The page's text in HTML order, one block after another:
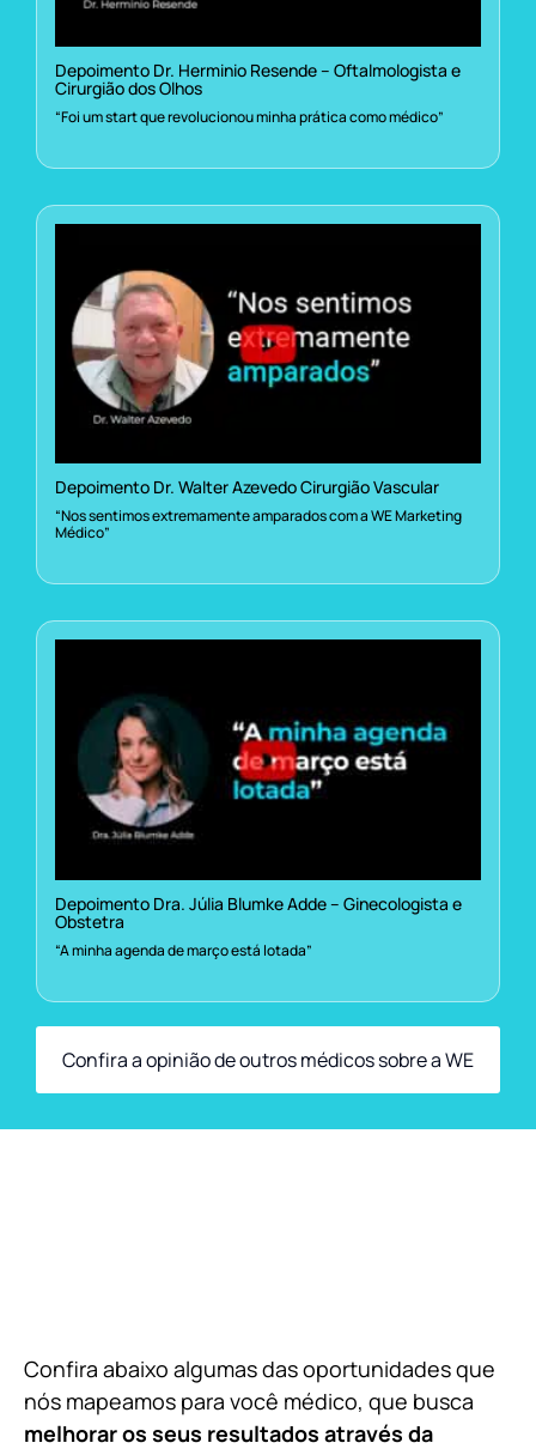
Depoimento Dr. Herminio Resende – Oftalmologista e
Cirurgião dos Olhos
“Foi um start que revolucionou minha prática como médico”
Depoimento Dr. Walter Azevedo Cirurgião Vascular
“Nos sentimos extremamente amparados com a WE Marketing
Médico”
Depoimento Dra. Júlia Blumke Adde – Ginecologista e
Obstetra
“A minha agenda de março está lotada”
Confira a opinião de outros médicos sobre a WE
Confira abaixo algumas das oportunidades que
nós mapeamos para você médico, que busca
melhorar os seus resultados através da